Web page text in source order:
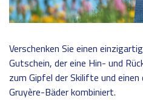
Verschenken Sie einen
Gutschein, der eine Hin- und
zum Gipfel der Skilifte und
Gruyère-Bäder kombiniert.